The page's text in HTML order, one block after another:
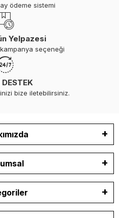
ödeme sistemi
Yelpazesi
seçeneği
bize iletebilirsiniz.